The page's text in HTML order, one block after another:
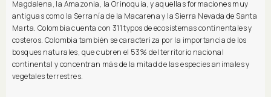
Magdalena, la Amazonia, la Orinoquia, y aquellas formaciones muy
antiguas como la Serranía de la Macarena y la Sierra Nevada de Santa
Marta. Colombia cuenta con 311 typos de ecosistemas continentales y
costeros. Colombia también se caracteriza por la importancia de los
bosques naturales, que cubren el 53% del territorio nacional
continental y concentran más de la mitad de las especies animales y
vegetales terrestres.